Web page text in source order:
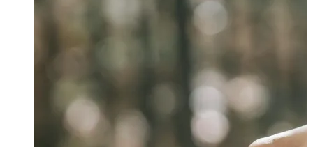
2.Sınıf
İstatistik